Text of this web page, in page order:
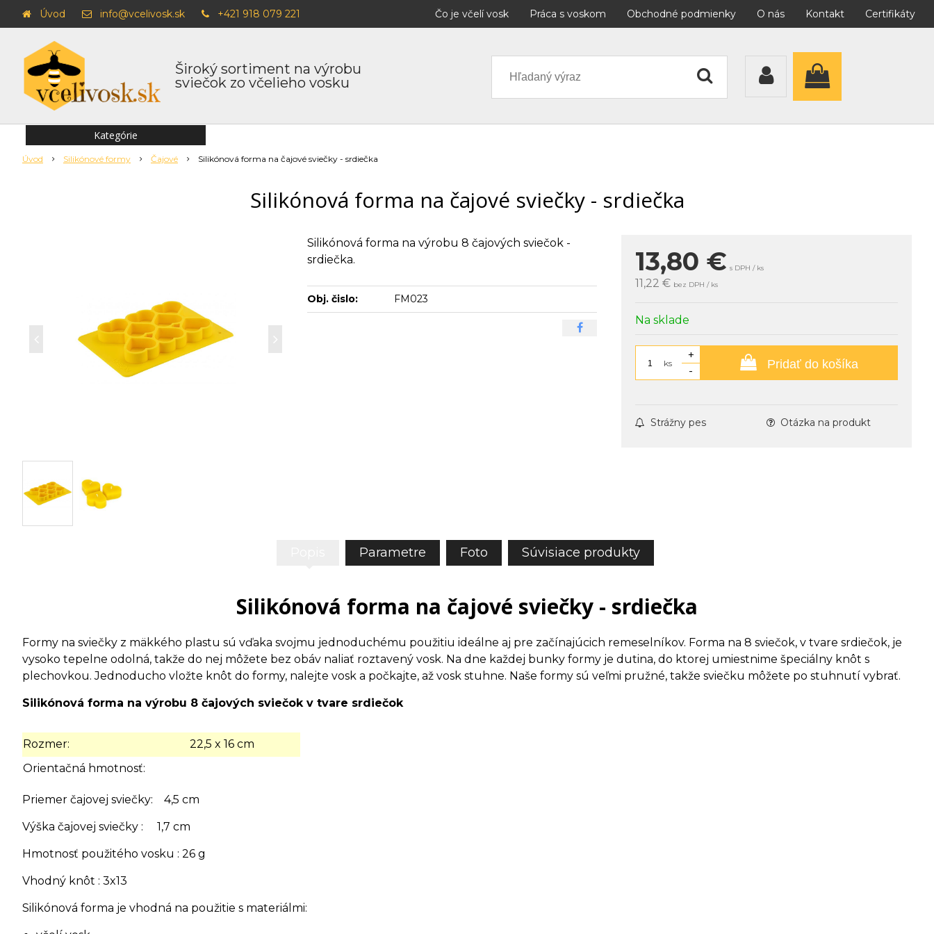
Široký sortiment na výrobu
sviečok zo včelieho vosku
Úvod info@vcelivosk.sk +421 918 079 221 Čo je včelí vosk Práca s voskom Obchodné podmienky O nás Kontakt Certifikáty
Úvod Silikónové formy Čajové Silikónová forma na čajové sviečky - srdiečka
Silikónová forma na čajové sviečky - srdiečka
13,80 € s DPH / ks
11,22 € bez DPH / ks
Na sklade
ks
+
-
Pridať do košíka
Strážny pes Otázka na produkt
Silikónová forma na výrobu 8 čajových sviečok -
srdiečka.
Obj. čislo: FM023
Parametre Foto Súvisiace produkty
Silikónová forma na čajové sviečky - srdiečka
Formy na sviečky z mäkkého plastu sú vďaka svojmu jednoduchému použitiu ideálne aj pre začínajúcich remeselníkov. Forma na 8 sviečok, v tvare srdiečok, je
vysoko tepelne odolná, takže do nej môžete bez obáv naliať roztavený vosk. Na dne každej bunky formy je dutina, do ktorej umiestnime špeciálny knôt s
plechovkou. Jednoducho vložte knôt do formy, nalejte vosk a počkajte, až vosk stuhne. Naše formy sú veľmi pružné, takže sviečku môžete po stuhnutí vybrať.
Silikónová forma na výrobu 8 čajových sviečok v tvare srdiečok
Rozmer:
22,5 x 16 cm
Orientačná hmotnosť:
Priemer čajovej sviečky: 4,5 cm
Výška čajovej sviečky : 1,7 cm
Hmotnosť použitého vosku : 26 g
Vhodný knôt : 3x13
Silikónová forma je vhodná na použitie s materiálmi:
Kategórie